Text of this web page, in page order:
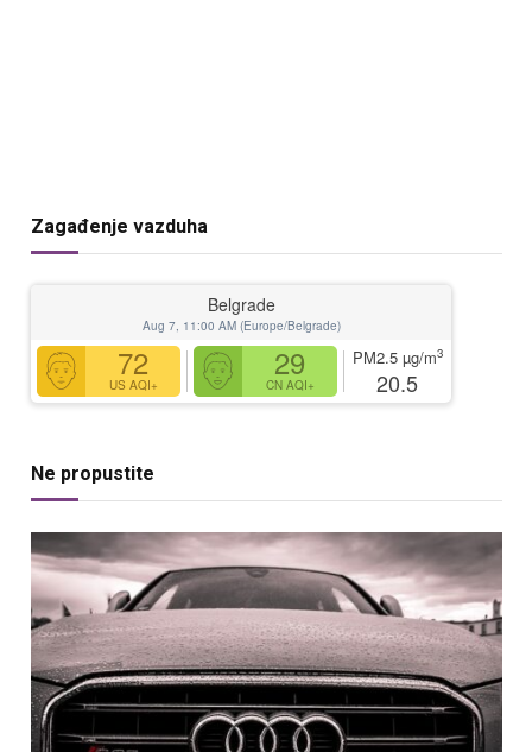
Zagađenje vazduha
Belgrade
Aug 7, 11:00 AM (Europe/Belgrade)
72
US AQI+
29
CN AQI+
PM2.5 µg/m3
20.5
Ne propustite